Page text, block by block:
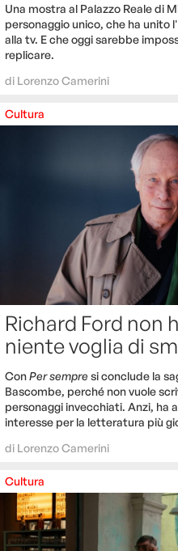
Una mostra al Palazzo Reale di
personaggio unico, che ha unito
alla tv. E che oggi sarebbe
replicare.
di Lorenzo Camerini
Cultura
Richard Ford non
niente voglia di
ConPer sempre si conclude la
Bascombe, perché non vuole
personaggi invecchiati. Anzi, ha
interesse per la letteratura più
di Lorenzo Camerini
Cultura